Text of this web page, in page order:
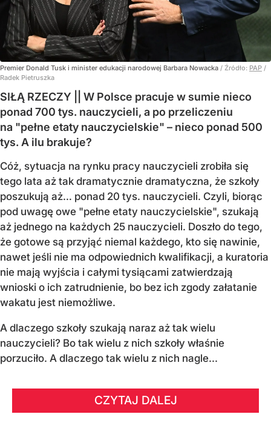
Premier Donald Tusk i minister edukacji narodowej Barbara Nowacka / Źródło: PAP /
Radek Pietruszka
SIŁĄ RZECZY || W Polsce pracuje w sumie nieco
ponad 700 tys. nauczycieli, a po przeliczeniu
na "pełne etaty nauczycielskie" – nieco ponad 500
tys. A ilu brakuje?
Cóż, sytuacja na rynku pracy nauczycieli zrobiła się
tego lata aż tak dramatycznie dramatyczna, że szkoły
poszukują aż… ponad 20 tys. nauczycieli. Czyli, biorąc
pod uwagę owe "pełne etaty nauczycielskie", szukają
aż jednego na każdych 25 nauczycieli. Doszło do tego,
że gotowe są przyjąć niemal każdego, kto się nawinie,
nawet jeśli nie ma odpowiednich kwalifikacji, a kuratoria
nie mają wyjścia i całymi tysiącami zatwierdzają
wnioski o ich zatrudnienie, bo bez ich zgody załatanie
wakatu jest niemożliwe.
A dlaczego szkoły szukają naraz aż tak wielu
nauczycieli? Bo tak wielu z nich szkoły właśnie
porzuciło. A dlaczego tak wielu z nich nagle...
CZYTAJ DALEJ